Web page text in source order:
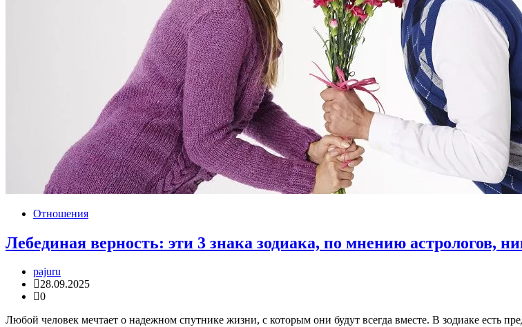
Отношения
Лебединая верность: эти 3 знака зодиака, по мнению астрологов,
pajuru
28.09.2025
0
Любой человек мечтает о надежном спутнике жизни, с которым они будут всегда вместе. В зодиаке есть